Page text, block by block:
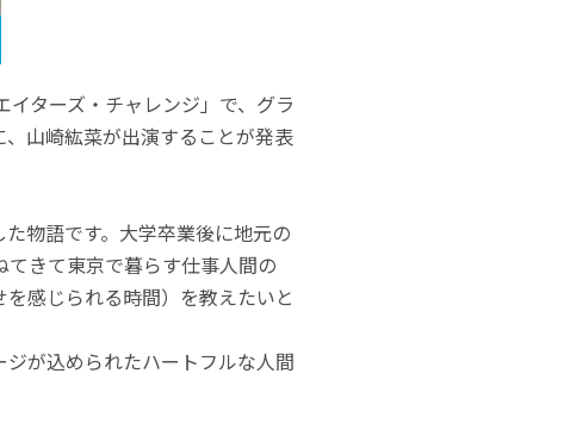
ターズ・チャレンジ」で、グラ
山崎紘菜が出演することが発表
物語です。大学卒業後に地元の
きて東京で暮らす仕事人間の
感じられる時間）を教えたいと
が込められたハートフルな人間